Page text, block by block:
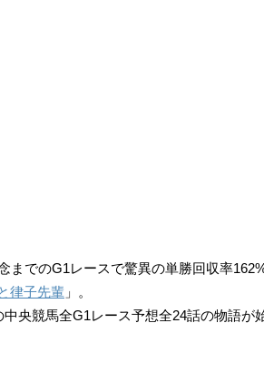
までのG1レースで驚異の単勝回収率
律子先輩 」。
央競馬全G1レース予想全24話の物語が